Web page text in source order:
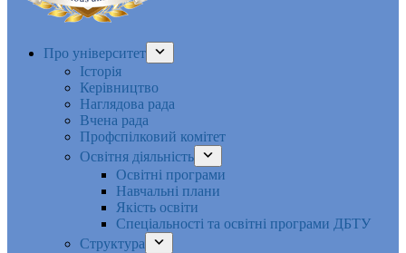
Про університет
Історія
Керівництво
Наглядова рада
Вчена рада
Профспілковий комітет
Освітня діяльність
Освітні програми
Навчальні плани
Якість освіти
Спеціальності та освітні програми ДБТУ
Структура